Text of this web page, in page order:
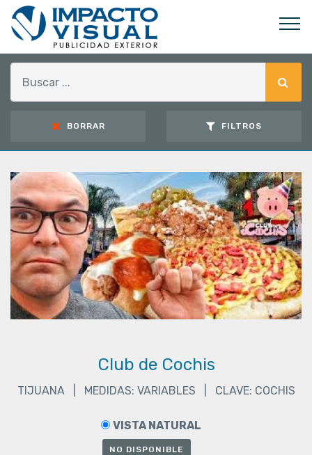
BORRAR FILTROS
Club de Cochis
TIJUANA | MEDIDAS: VARIABLES | CLAVE: COCHIS
VISTA NATURAL
NO DISPONIBLE